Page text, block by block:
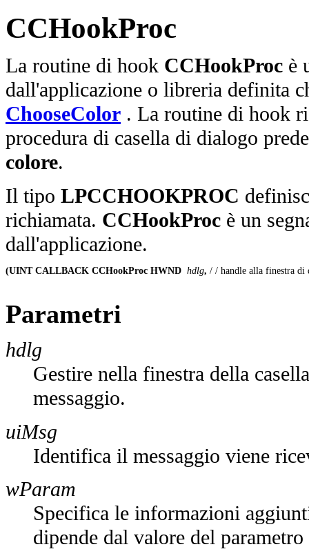
CCHookProc
La routine di hook CCHookProc è
dall'applicazione o libreria definita
ChooseColor . La routine di hook
procedura di casella di dialogo
colore.
Il tipo LPCCHOOKPROC
richiamata. CCHookProc è un
dall'applicazione.
(UINT CALLBACK CCHookProc HWND hdlg, / / handle alla finestra di
Parametri
hdlg
Gestire nella finestra della
messaggio.
uiMsg
Identifica il messaggio viene
wParam
Specifica le informazioni
dipende dal valore del parametro